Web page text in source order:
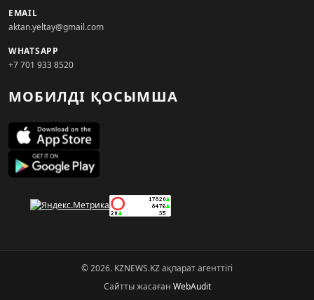
EMAIL
aktan.yeltay@gmail.com
WHATSAPP
+7 701 933 8520
МОБИЛДІ ҚОСЫМША
© 2026. KZNEWS.KZ ақпарат агенттігі
Сайтты жасаған WebAudit